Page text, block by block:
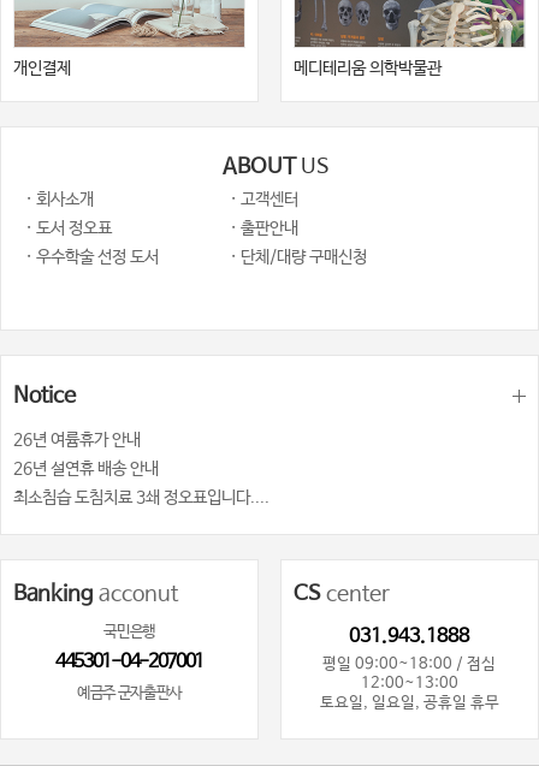
개인결제 메디테리움 의학박물관
ABOUT US
· 회사소개
· 고객센터
· 도서 정오표
· 출판안내
· 우수학술 선정 도서
· 단체/대량 구매신청
Notice
26년 여륨휴가 안내
26년 설연휴 배송 안내
최소침습 도침치료 3쇄 정오표입니다....
Banking acconut
국민은행
445301-04-207001
예금주 군자출판사
CScenter
031.943.1888
평일 09:00~18:00 / 점심
12:00~13:00
토요일, 일요일, 공휴일 휴무